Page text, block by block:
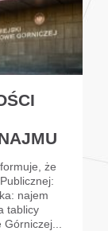
że
najem
tablicy